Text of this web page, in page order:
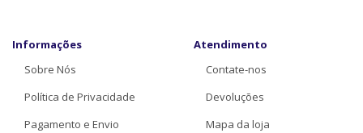
Informações
Sobre Nós
Política de Privacidade
Pagamento e Envio
Atendimento
Contate-nos
Devoluções
Mapa da loja